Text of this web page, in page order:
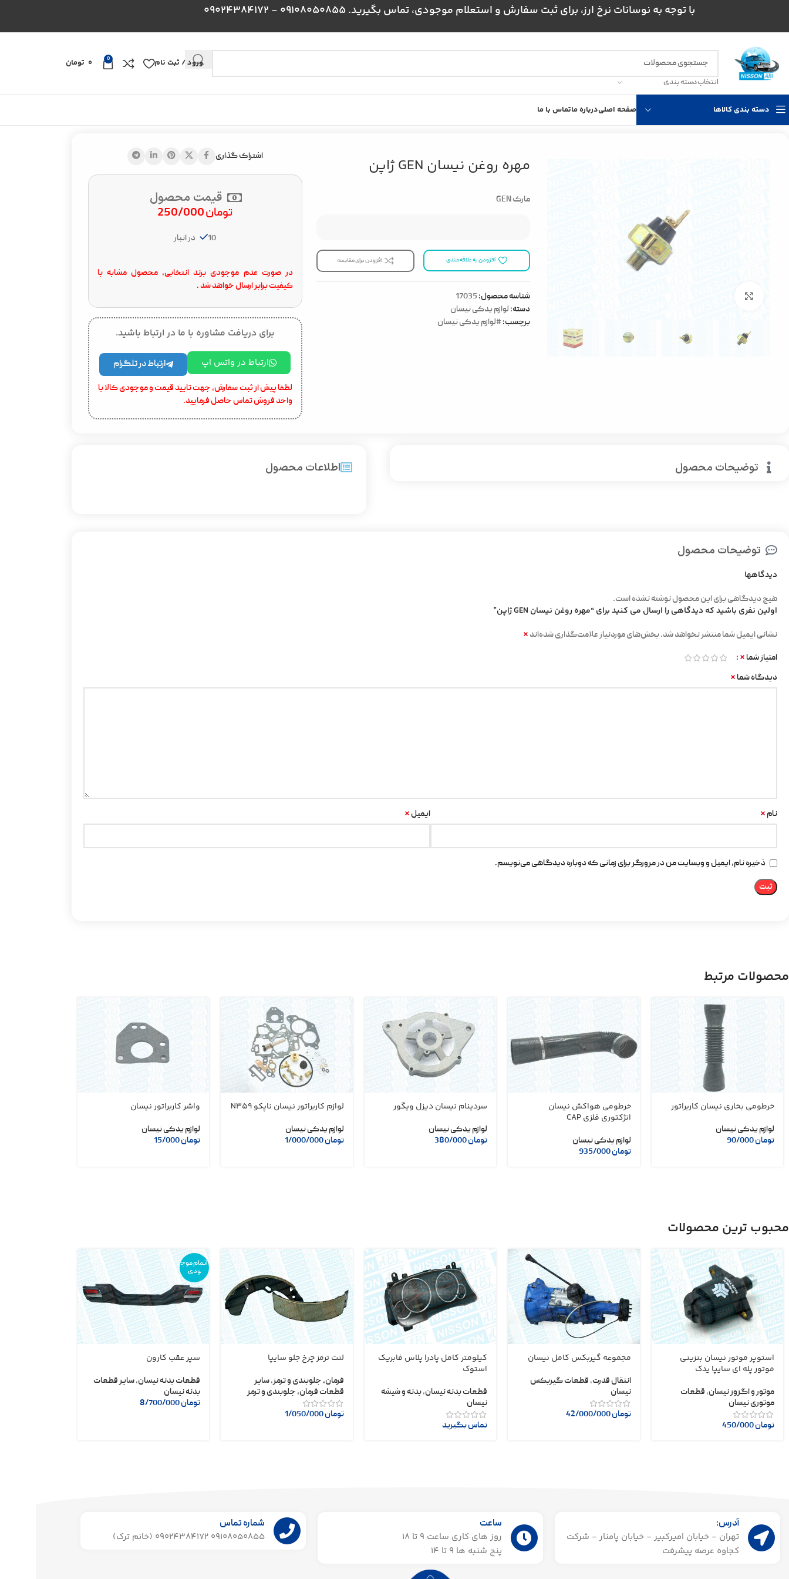
با توجه به نوسانات نرخ ارز، برای ثبت سفارش و استعلام موجودی، تماس بگیرید. 09108050855 - 09024384172
انتخاب دسته بندی
ورود / ثبت نام 0 تومان
دسته بندی کالاها صفحه اصلیدرباره ماتماس با ما
مهره روغن نیسان GEN ژاپن
مارک GEN
افزودن به علاقه مندی افزودن برای مقایسه
شناسه محصول:17035
دسته: لوازم یدکی نیسان
برچسب:#لوازم یدکی نیسان
اشتراک گذاری
قیمت محصول
تومان
10 در انبار
در صورت عدم موجودی برند انتخابی، محصول مشابه با
کیفیت برابر ارسال خواهد شد .
برای دریافت مشاوره با ما در ارتباط باشید.
ارتباط در واتس اپ ارتباط در تلگرام
لطفا پیش از ثبت سفارش، جهت تایید قیمت و موجودی کالا با
واحد فروش تماس حاصل فرمایید.
توضیحات محصول اطلاعات محصول
توضیحات محصول
دیدگاهها
هیچ دیدگاهی برای این محصول نوشته نشده است.
اولین نفری باشید که دیدگاهی را ارسال می کنید برای “مهره روغن نیسان GEN ژاپن”
نشانی ایمیل شما منتشر نخواهد شد.بخش‌های موردنیاز علامت‌گذاری شده‌اند *
امتیاز شما *
دیدگاه شما *
نام * ایمیل *
ذخیره نام، ایمیل و وبسایت من در مرورگر برای زمانی که دوباره دیدگاهی می‌نویسم.
محصولات مرتبط
خرطومی بخاری نیسان کاربراتور
لوازم یدکی نیسان
تومان
خرطومی هواکش نیسان
انژکتوری فلزی CAP
لوازم یدکی نیسان
تومان935/000
سردینام نیسان دیزل ویگور
لوازم یدکی نیسان
تومان
لوازم کاربراتور نیسان ناپکو N359
لوازم یدکی نیسان
تومان1/000/000
واشر کاربراتور نیسان
لوازم یدکی نیسان
تومان
محبوب ترین محصولات
استوپر موتور نیسان بنزینی
موتور پله ای سایپا یدک
موتور و اگزوز نیسان, قطعات
موتوری نیسان
تومان
مجموعه گیربکس کامل نیسان
انتقال قدرت, قطعات گیربکس
نیسان
تومان42/000/000
کیلومتر کامل پادرا پلاس فابریک
استوک
قطعات بدنه نیسان,بدنه و شیشه
نیسان
تماس بگیرید
لنت ترمز چرخ جلو سایپا
فرمان، جلوبندی و ترمز,سایر
قطعات فرمان، جلوبندی و ترمز
تومان1/050/000
اتمام موج
ودی
سپر عقب کارون
قطعات بدنه نیسان,سایر قطعات
بدنه نیسان
تومان
آدرس:
تهران - خیابان امیرکبیر - خیابان پامنار - شرکت
کجاوه عرصه پیشرفت
ساعت
روز های کاری ساعت ۹ تا 18
پنج شنبه ها 9 تا 14​
شماره تماس
09108050855 09024384172 (خانم ترک)